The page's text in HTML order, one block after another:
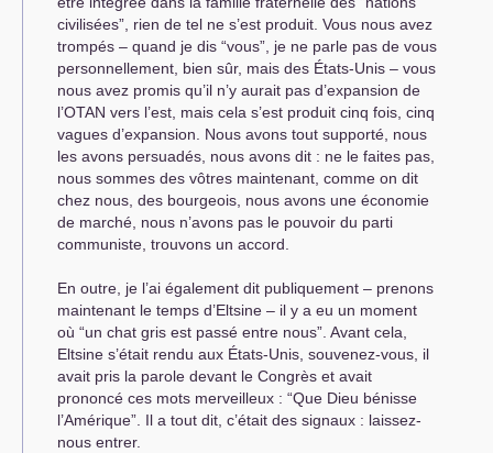
civilisées”, rien de tel ne s’est produit. Vous nous avez
trompés – quand je dis “vous”, je ne parle pas de vous
personnellement, bien sûr, mais des États-Unis – vous
nous avez promis qu’il n’y aurait pas d’expansion de
l’OTAN vers l’est, mais cela s’est produit cinq fois, cinq
vagues d’expansion. Nous avons tout supporté, nous
les avons persuadés, nous avons dit : ne le faites pas,
nous sommes des vôtres maintenant, comme on dit
chez nous, des bourgeois, nous avons une économie
de marché, nous n’avons pas le pouvoir du parti
communiste, trouvons un accord.
En outre, je l’ai également dit publiquement – prenons
maintenant le temps d’Eltsine – il y a eu un moment
où “un chat gris est passé entre nous”. Avant cela,
Eltsine s’était rendu aux États-Unis, souvenez-vous, il
avait pris la parole devant le Congrès et avait
prononcé ces mots merveilleux : “Que Dieu bénisse
l’Amérique”. Il a tout dit, c’était des signaux : laissez-
nous entrer.